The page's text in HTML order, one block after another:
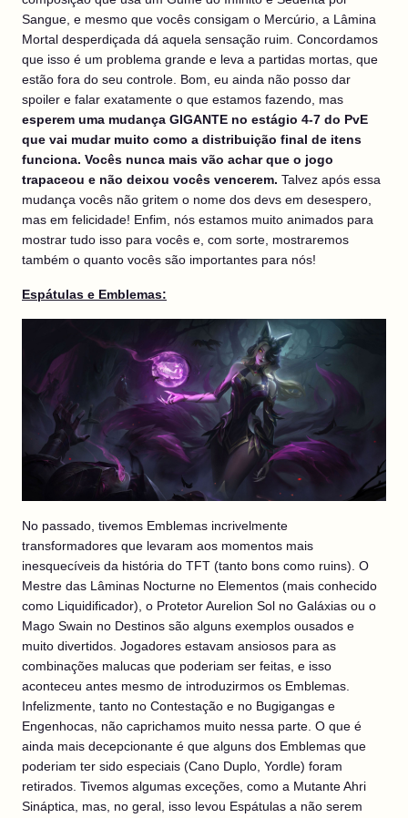
Sangue, e mesmo que vocês consigam o Mercúrio, a Lâmina
Mortal desperdiçada dá aquela sensação ruim. Concordamos
que isso é um problema grande e leva a partidas mortas, que
estão fora do seu controle. Bom, eu ainda não posso dar
spoiler e falar exatamente o que estamos fazendo, mas
esperem uma mudança GIGANTE no estágio 4-7 do PvE
que vai mudar muito como a distribuição final de itens
funciona. Vocês nunca mais vão achar que o jogo
trapaceou e não deixou vocês vencerem. Talvez após essa
mudança vocês não gritem o nome dos devs em desespero,
mas em felicidade! Enfim, nós estamos muito animados para
mostrar tudo isso para vocês e, com sorte, mostraremos
também o quanto vocês são importantes para nós!
Espátulas e Emblemas:
No passado, tivemos Emblemas incrivelmente
transformadores que levaram aos momentos mais
inesquecíveis da história do TFT (tanto bons como ruins). O
Mestre das Lâminas Nocturne no Elementos (mais conhecido
como Liquidificador), o Protetor Aurelion Sol no Galáxias ou o
Mago Swain no Destinos são alguns exemplos ousados e
muito divertidos. Jogadores estavam ansiosos para as
combinações malucas que poderiam ser feitas, e isso
aconteceu antes mesmo de introduzirmos os Emblemas.
Infelizmente, tanto no Contestação e no Bugigangas e
Engenhocas, não caprichamos muito nessa parte. O que é
ainda mais decepcionante é que alguns dos Emblemas que
poderiam ter sido especiais (Cano Duplo, Yordle) foram
retirados. Tivemos algumas exceções, como a Mutante Ahri
Sináptica, mas, no geral, isso levou Espátulas a não serem